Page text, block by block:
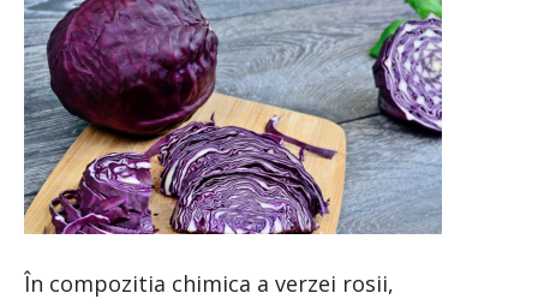
În compozitia chimica a verzei rosii,